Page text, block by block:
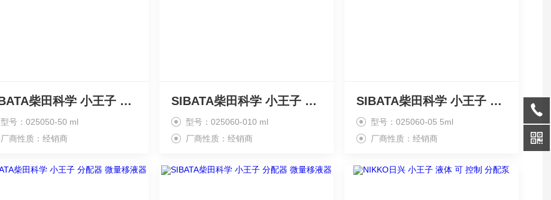
SIBATA柴田科学 小王子 分配器 微量 移液器
型号：025050-50 ml
厂商性质：经销商
SIBATA柴田科学 小王子 分配器 微量 移液器
型号：025060-010 ml
厂商性质：经销商
SIBATA柴田科学 小王子 分配器 微量移液器
型号：025060-05 5ml
厂商性质：经销商